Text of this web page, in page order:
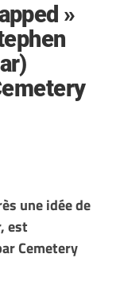
»
une idée de
est
Cemetery